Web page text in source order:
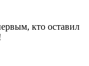
кто оставил